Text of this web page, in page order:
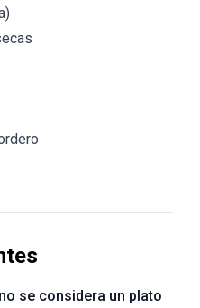
se considera un plato